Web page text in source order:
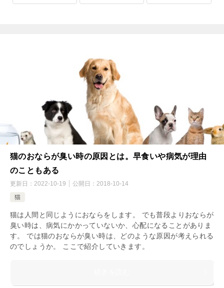
猫のおならが臭い時の原因とは。早食いや病気が理由
のこともある
更新日： 2022-10-19 公開日： 2018-10-14
猫
猫は人間と同じようにおならをします。 でも普段よりおならが
臭い時は、病気にかかっていないか、心配になることがありま
す。 では猫のおならが臭い時は、どのような原因が考えられる
のでしょうか。 ここで紹介していきます。